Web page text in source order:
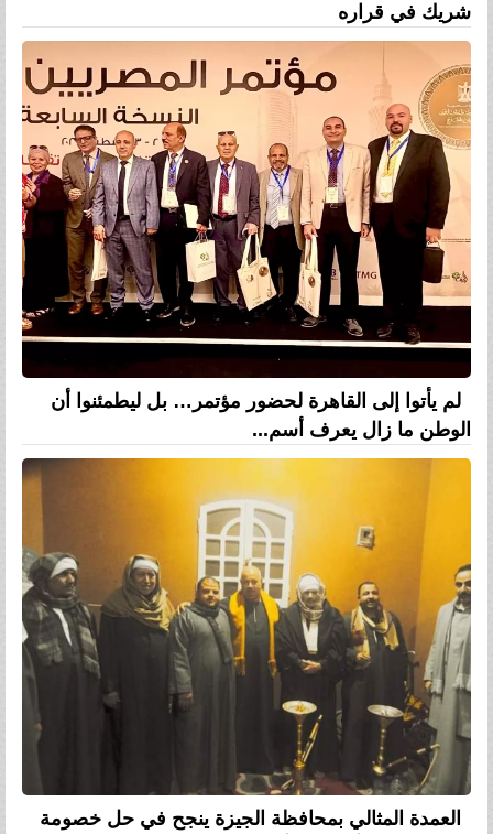
شريك في قراره
لم يأتوا إلى القاهرة لحضور مؤتمر… بل ليطمئنوا أن
الوطن ما زال يعرف أسم...
العمدة المثالي بمحافظة الجيزة ينجح في حل خصومة